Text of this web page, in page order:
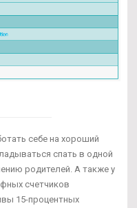
себе на хороший
спать в одной
родителей. А также у
счетчиков
15-процентных